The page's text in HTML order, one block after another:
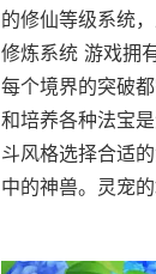
的修仙等级系统
修炼系统 游戏拥
每个境界的突破
和培养各种法宝
斗风格选择合适
中的神兽。灵宠